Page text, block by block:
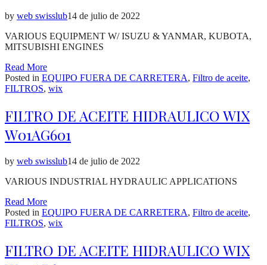
by web swisslub14 de julio de 2022
VARIOUS EQUIPMENT W/ ISUZU & YANMAR, KUBOTA,
MITSUBISHI ENGINES
Read More
Posted in EQUIPO FUERA DE CARRETERA, Filtro de aceite,
FILTROS, wix
FILTRO DE ACEITE HIDRAULICO WIX
W01AG601
by web swisslub14 de julio de 2022
VARIOUS INDUSTRIAL HYDRAULIC APPLICATIONS
Read More
Posted in EQUIPO FUERA DE CARRETERA, Filtro de aceite,
FILTROS, wix
FILTRO DE ACEITE HIDRAULICO WIX